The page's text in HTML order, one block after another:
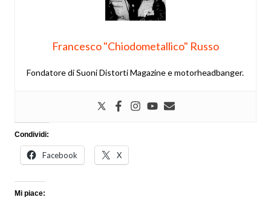
Francesco "Chiodometallico" Russo
Fondatore di Suoni Distorti Magazine e motorheadbanger.
Condividi:
Facebook X
Mi piace: